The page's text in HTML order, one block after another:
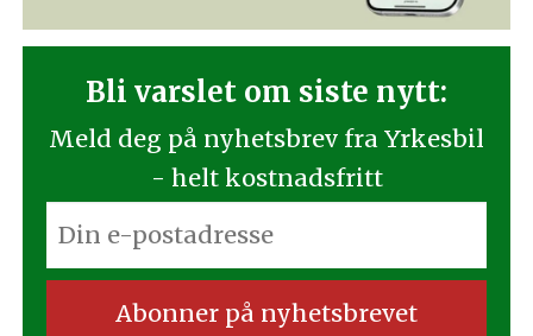
Bli varslet om siste nytt:
Meld deg på nyhetsbrev fra Yrkesbil
- helt kostnadsfritt